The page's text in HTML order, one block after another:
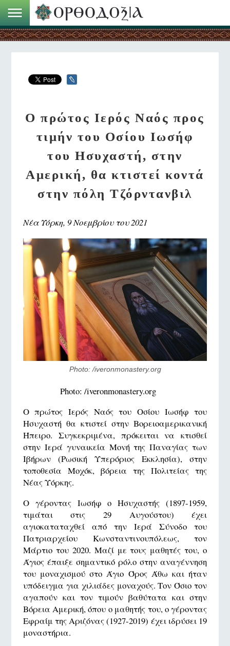
Ο πρώτος Ιερός Ναός προς
τιμήν του Οσίου Ιωσήφ
του Ησυχαστή, στην
Αμερική, θα κτιστεί κοντά
στην πόλη Τζόρντανβιλ
Νέα Υόρκη, 9 Νοεμβρίου του 2021
Photo: /iveronmonastery.org
Photo: /iveronmonastery.org
Ο πρώτος Ιερός Ναός του Οσίου Ιωσήφ του
Ησυχαστή θα κτιστεί στην Βορειοαμερικανική
Ήπειρο. Συγκεκριμένα, πρόκειται να κτισθεί
στην Ιερά γυναικεία Μονή της Παναγίας των
Ιβήρων (Ρωσική Υπερόριος Εκκλησία), στην
τοποθεσία Μοχόκ, βόρεια της Πολιτείας της
Νέας Υόρκης.
Ο γέροντας Ιωσήφ ο Ησυχαστής (1897-1959,
τιμάται στις 29 Αυγούστου) έχει
αγιοκαταταχθεί από την Ιερά Σύνοδο του
Πατριαρχείου Κωνσταντινουπόλεως, τον
Μάρτιο του 2020. Μαζί με τους μαθητές του, ο
Άγιος έπαιξε σημαντικό ρόλο στην αναγέννηση
του μοναχισμού στο Άγιο Όρος Άθω και ήταν
υπόδειγμα για χιλιάδες μοναχούς. Τον Όσιο τον
αγαπούν και τον τιμούν βαθύτατα και στην
Βόρεια Αμερική, όπου ο μαθητής του, ο γέροντας
Εφραίμ της Αριζόνας (1927-2019) έχει ιδρύσει 19
μοναστήρια.